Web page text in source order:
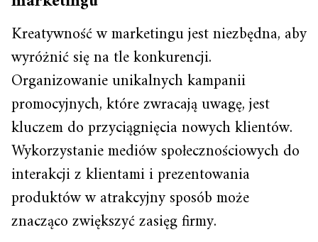
Kreatywność w marketingu jest niezbędna, aby
wyróżnić się na tle konkurencji.
Organizowanie unikalnych kampanii
promocyjnych, które zwracają uwagę, jest
kluczem do przyciągnięcia nowych klientów.
Wykorzystanie mediów społecznościowych do
interakcji z klientami i prezentowania
produktów w atrakcyjny sposób może
znacząco zwiększyć zasięg firmy.